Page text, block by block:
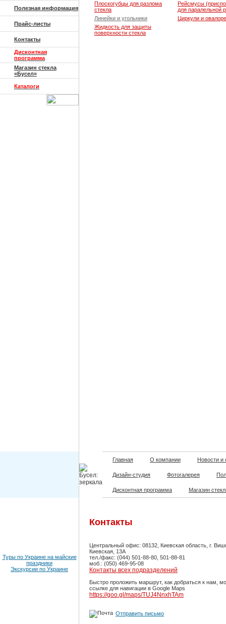
Полезная информация
Прайс-листы
Контакты
Дисконтная
программа
Магазин стекла
«Бусел»
Каталоги
Плоскогубцы для разлома
стекла
Рейсмусы
для паралельной
Линейки и угольники
Циркули и
Жидкость для защиты
поверхности стекла
Главная О компании Новости и
Дизайн-студия Фотогалерея
Дисконтная программа Магазин
Туры по Украине на майские
праздники
Экскурсии по Украине
Контакты
Центральный офис: 08132, Киевская область, г.
Киевская, 13А
тел./факс: (044) 501-88-80, 501-88-81
моб.: (050) 469-95-08
Контакты всех подразделений
Быстро проложить маршрут, как добраться к нам,
ссылке для навигации в Google Maps
https://goo.gl/maps/TUJ4NnxhTAm
Отправить письмо